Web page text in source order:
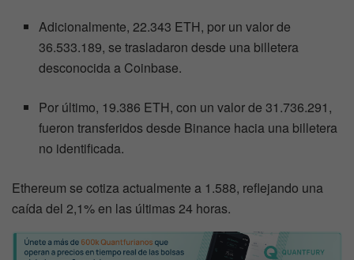
Adicionalmente, 22.343 ETH, por un valor de
36.533.189, se trasladaron desde una billetera
desconocida a Coinbase.
Por último, 19.386 ETH, con un valor de 31.736.291,
fueron transferidos desde Binance hacia una billetera
no identificada.
Ethereum se cotiza actualmente a 1.588, reflejando una
caída del 2,1% en las últimas 24 horas.